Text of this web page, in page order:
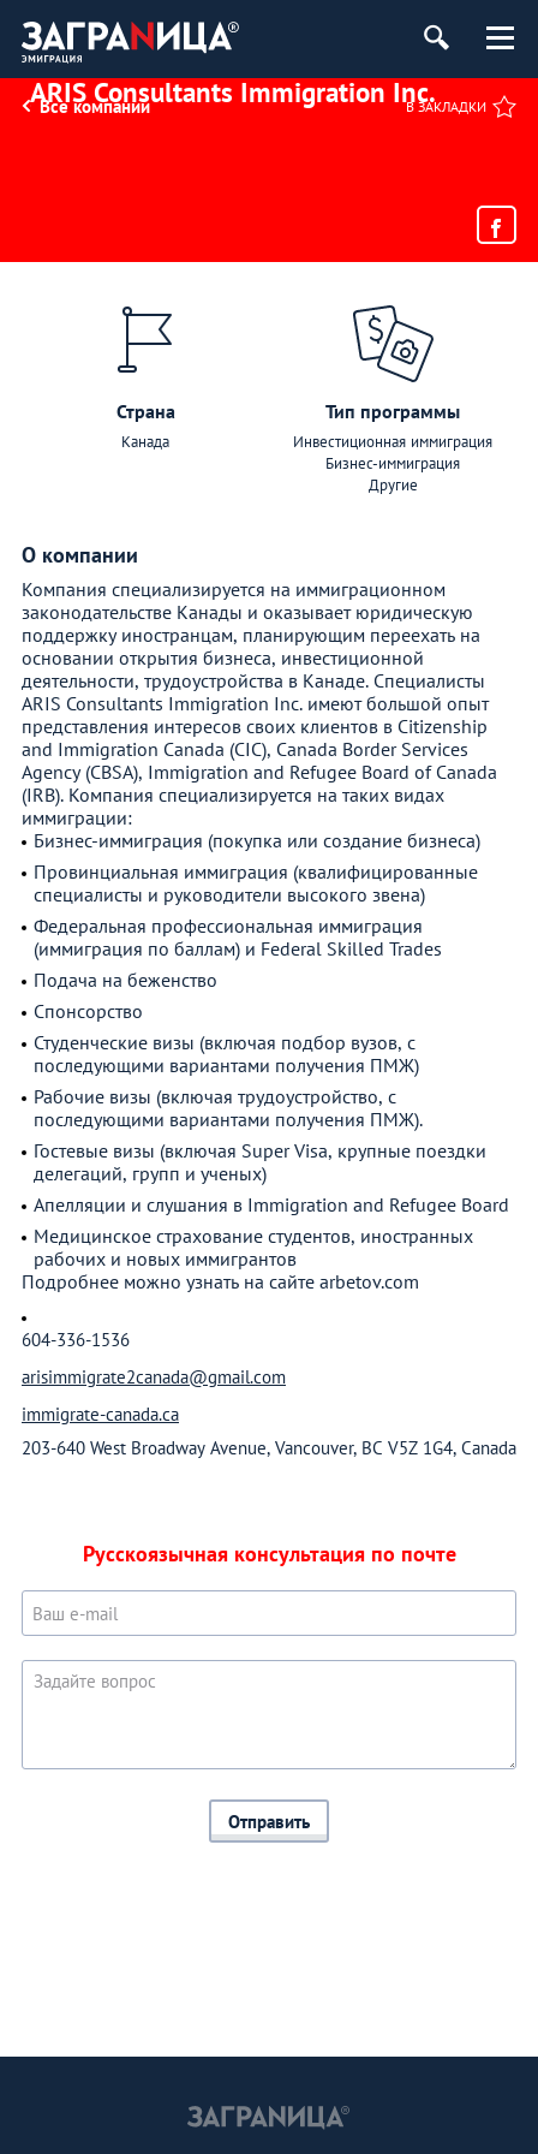
Все компании
ARIS Consultants Immigration Inc.В ЗАКЛАДКИ
Страна
Канада
Тип программы
Инвестиционная иммиграция
Бизнес-иммиграция
Другие
О компании
Компания специализируется на иммиграционном
законодательстве Канады и оказывает юридическую
поддержку иностранцам, планирующим переехать на
основании открытия бизнеса, инвестиционной
деятельности, трудоустройства в Канаде. Специалисты
ARIS Consultants Immigration Inc. имеют большой опыт
представления интересов своих клиентов в Citizenship
and Immigration Canada (CIC), Canada Border Services
Agency (CBSA), Immigration and Refugee Board of Canada
(IRB). Компания специализируется на таких видах
иммиграции:
Бизнес-иммиграция (покупка или создание бизнеса)
Провинциальная иммиграция (квалифицированные
специалисты и руководители высокого звена)
Федеральная профессиональная иммиграция
(иммиграция по баллам) и Federal Skilled Trades
Подача на беженство
Спонсорство
Студенческие визы (включая подбор вузов, с
последующими вариантами получения ПМЖ)
Рабочие визы (включая трудоустройство, с
последующими вариантами получения ПМЖ).
Гостевые визы (включая Super Visa, крупные поездки
делегаций, групп и ученых)
Апелляции и слушания в Immigration and Refugee Board
Медицинское страхование студентов, иностранных
рабочих и новых иммигрантов
Подробнее можно узнать на сайте arbetov.com
604-336-1536
arisimmigrate2canada@gmail.com
immigrate-canada.ca
203-640 West Broadway Avenue, Vancouver, BC V5Z 1G4, Canada
Русскоязычная консультация по почте
Отправить